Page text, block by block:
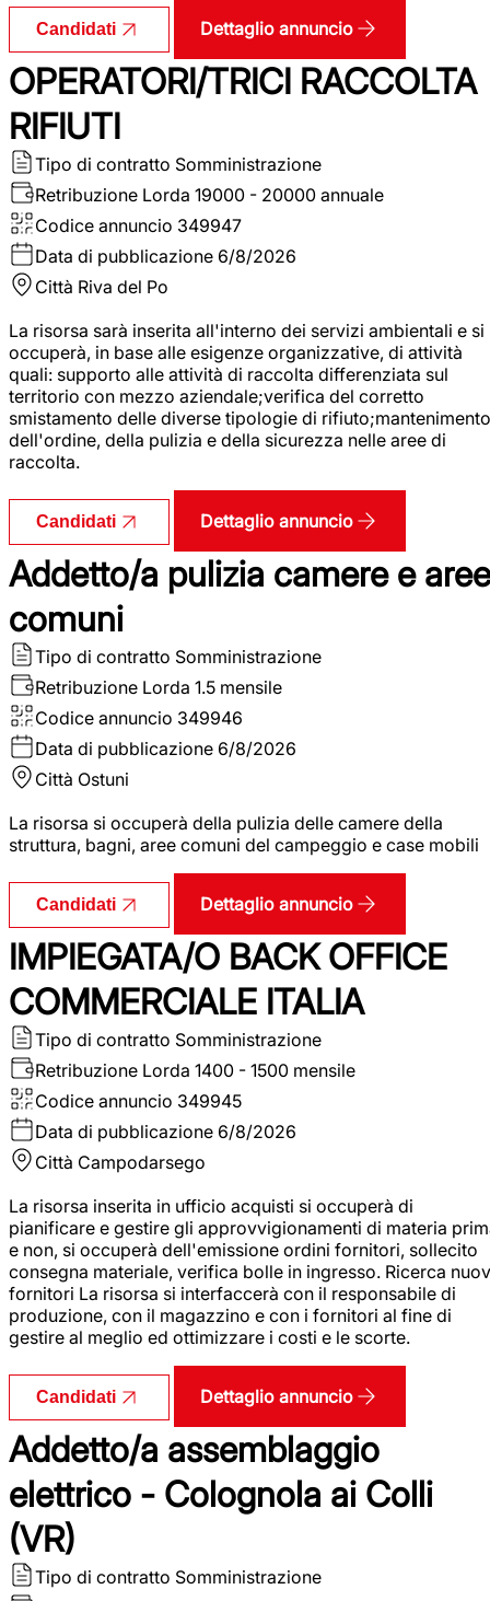
Candidati Dettaglio annuncio
OPERATORI/TRICI RACCOLTA
RIFIUTI
Tipo di contratto Somministrazione
Retribuzione Lorda 19000 - 20000 annuale
Codice annuncio 349947
Data di pubblicazione 6/8/2026
Città Riva del Po
La risorsa sarà inserita all'interno dei servizi ambientali e si
occuperà, in base alle esigenze organizzative, di attività
quali: supporto alle attività di raccolta differenziata sul
territorio con mezzo aziendale;verifica del corretto
smistamento delle diverse tipologie di rifiuto;mantenimento
dell'ordine, della pulizia e della sicurezza nelle aree di
raccolta.
Candidati Dettaglio annuncio
Addetto/a pulizia camere e aree
comuni
Tipo di contratto Somministrazione
Retribuzione Lorda 1.5 mensile
Codice annuncio 349946
Data di pubblicazione 6/8/2026
Città Ostuni
La risorsa si occuperà della pulizia delle camere della
struttura, bagni, aree comuni del campeggio e case mobili
Candidati Dettaglio annuncio
IMPIEGATA/O BACK OFFICE
COMMERCIALE ITALIA
Tipo di contratto Somministrazione
Retribuzione Lorda 1400 - 1500 mensile
Codice annuncio 349945
Data di pubblicazione 6/8/2026
Città Campodarsego
La risorsa inserita in ufficio acquisti si occuperà di
pianificare e gestire gli approvvigionamenti di materia
e non, si occuperà dell'emissione ordini fornitori, sollecito
consegna materiale, verifica bolle in ingresso. Ricerca
fornitori La risorsa si interfaccerà con il responsabile di
produzione, con il magazzino e con i fornitori al fine di
gestire al meglio ed ottimizzare i costi e le scorte.
Candidati Dettaglio annuncio
Addetto/a assemblaggio
elettrico - Colognola ai Colli
(VR)
Tipo di contratto Somministrazione